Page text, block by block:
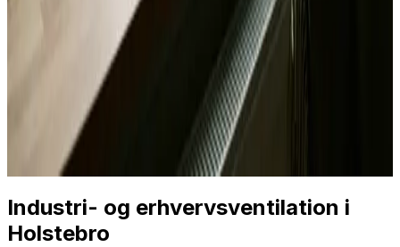
Industri- og erhvervsventilation i
Holstebro